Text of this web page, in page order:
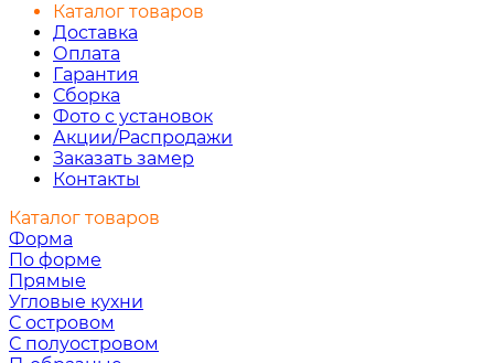
Каталог товаров
Доставка
Оплата
Гарантия
Сборка
Фото с установок
Акции/Распродажи
Заказать замер
Контакты
Каталог товаров
Форма
По форме
Прямые
Угловые кухни
С островом
С полуостровом